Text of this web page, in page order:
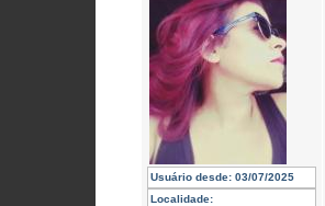
Usuário desde: 03/07/2025
Localidade: